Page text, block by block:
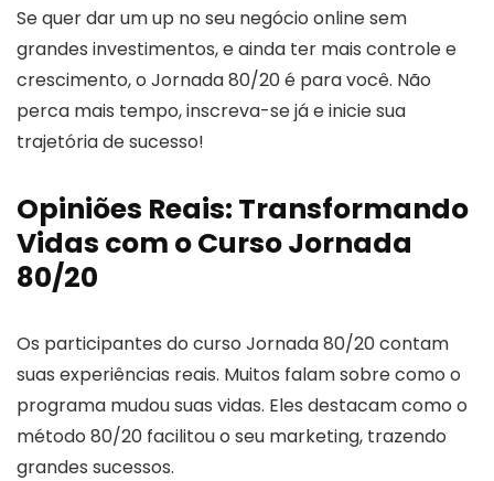
Se quer dar um up no seu negócio online sem
grandes investimentos, e ainda ter mais controle e
crescimento, o Jornada 80/20 é para você. Não
perca mais tempo, inscreva-se já e inicie sua
trajetória de sucesso!
Opiniões Reais: Transformando
Vidas com o Curso Jornada
80/20
Os participantes do curso Jornada 80/20 contam
suas experiências reais. Muitos falam sobre como o
programa mudou suas vidas. Eles destacam como o
método 80/20 facilitou o seu marketing, trazendo
grandes sucessos.